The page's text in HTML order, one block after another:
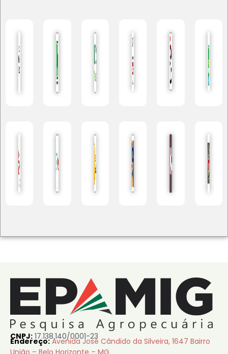
CNPJ: 17.138.140/0001-23
Endereço: Avenida José Cândido da Silveira, 1647 Bairro